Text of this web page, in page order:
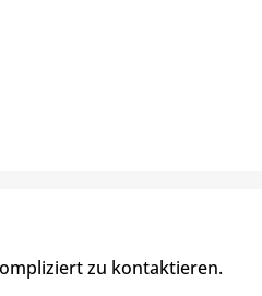
zu kontaktieren.